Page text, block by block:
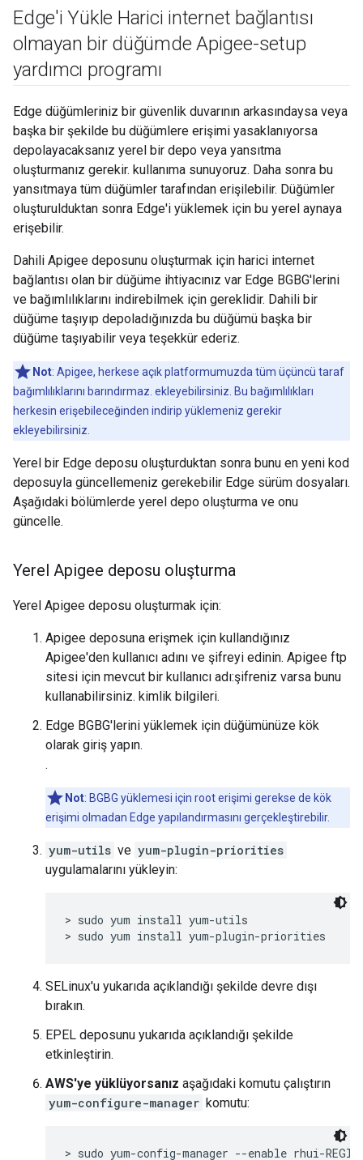
Edge'i Yükle Harici internet bağlantısı
olmayan bir düğümde Apigee-setup
yardımcı programı
Edge düğümleriniz bir güvenlik duvarının arkasındaysa veya
başka bir şekilde bu düğümlere erişimi yasaklanıyorsa
depolayacaksanız yerel bir depo veya yansıtma
oluşturmanız gerekir. kullanıma sunuyoruz. Daha sonra bu
yansıtmaya tüm düğümler tarafından erişilebilir. Düğümler
oluşturulduktan sonra Edge'i yüklemek için bu yerel aynaya
erişebilir.
Dahili Apigee deposunu oluşturmak için harici internet
bağlantısı olan bir düğüme ihtiyacınız var Edge BGBG'lerini
ve bağımlılıklarını indirebilmek için gereklidir. Dahili bir
düğüme taşıyıp depoladığınızda bu düğümü başka bir
düğüme taşıyabilir veya teşekkür ederiz.
Not: Apigee, herkese açık platformumuzda tüm üçüncü taraf
bağımlılıklarını barındırmaz. ekleyebilirsiniz. Bu bağımlılıkları
herkesin erişebileceğinden indirip yüklemeniz gerekir
ekleyebilirsiniz.
Yerel bir Edge deposu oluşturduktan sonra bunu en yeni kod
deposuyla güncellemeniz gerekebilir Edge sürüm dosyaları.
Aşağıdaki bölümlerde yerel depo oluşturma ve onu
güncelle.
Yerel Apigee deposu oluşturma
Yerel Apigee deposu oluşturmak için:
Apigee deposuna erişmek için kullandığınız
Apigee'den kullanıcı adını ve şifreyi edinin. Apigee ftp
sitesi için mevcut bir kullanıcı adı:şifreniz varsa bunu
kullanabilirsiniz. kimlik bilgileri.
Edge BGBG'lerini yüklemek için düğümünüze kök
olarak giriş yapın.
.
Not: BGBG yüklemesi için root erişimi gerekse de kök
erişimi olmadan Edge yapılandırmasını gerçekleştirebilir.
yum-utils ve yum-plugin-priorities
uygulamalarını yükleyin:
> sudo yum install yum-utils
> sudo yum install yum-plugin-priorities
SELinux'u yukarıda açıklandığı şekilde devre dışı
bırakın.
EPEL deposunu yukarıda açıklandığı şekilde
etkinleştirin.
AWS'ye yüklüyorsanız aşağıdaki komutu çalıştırın
yum-configure-manager komutu:
> sudo yum-config-manager --enable rhui-